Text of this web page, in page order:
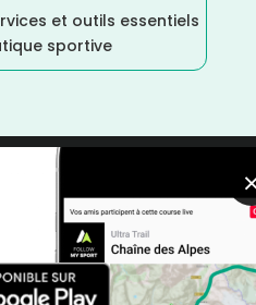
et outils essentiels
sportive
Distance 100k/courses
Rhône Alpes